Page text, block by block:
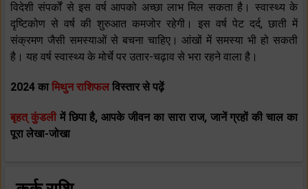
विदेशी संपर्कों से इस वर्ष आपको अच्छा लाभ मिल सकता है। स्वास्थ्य के
दृष्टिकोण से वर्ष की शुरुआत कमजोर रहेगी। इस वर्ष पेट दर्द, छाती में
संक्रमण जैसी समस्याओं से बचना चाहिए। आंखों में समस्या भी हो सकती
है। यह वर्ष स्वास्थ्य के मोर्चे पर उतार-चढ़ाव से भरा रहने वाला है।
2024 कामिथुन राशिफलविस्तार से पढ़ें
बृहत् कुंडलीमें छिपा है, आपके जीवन का सारा राज, जानें ग्रहों की चाल का
पूरा लेखा-जोखा